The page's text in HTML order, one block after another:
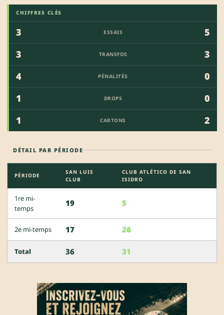
CHIFFRES CLÉS
3 ESSAIS
5
3
TRANSFOS
3
4
PÉNALITÉS
0
1
DROPS
0
1
CARTONS 2
DÉTAIL PAR PÉRIODE
PÉRIODE
SAN LUIS
CLUB
CLUB ATLÉTICO DE SAN
ISIDRO
1re mi-
temps
19 5
2e mi-temps 17 26
Total 36 31